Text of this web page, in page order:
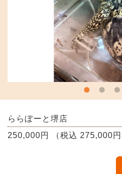
ららぽーと堺店
250,000円 （税込 275,000円